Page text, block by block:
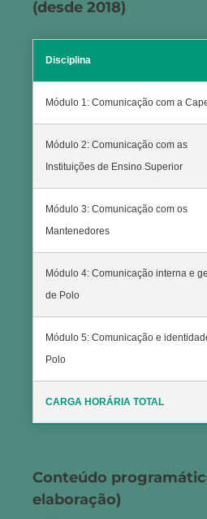
(desde 2018)
Disciplina
Módulo 1: Comunicação com a
Módulo 2: Comunicação com as
Instituições de Ensino Superior
Módulo 3: Comunicação com os
Mantenedores
Módulo 4: Comunicação interna e
de Polo
Módulo 5: Comunicação e
Polo
CARGA HORÁRIA TOTAL
Conteúdo
elaboração)